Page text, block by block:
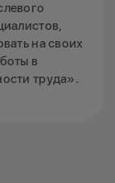
на своих
в
труда».